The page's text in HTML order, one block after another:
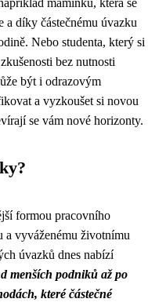
maminku, která se
a díky částečnému úvazku
Nebo studenta, který si
bez nutnosti
být i odrazovým
a vyzkoušet si novou
se vám nové horizonty.
formou pracovního
vyváženému životnímu
úvazků dnes nabízí
menších podniků až po
které částečné